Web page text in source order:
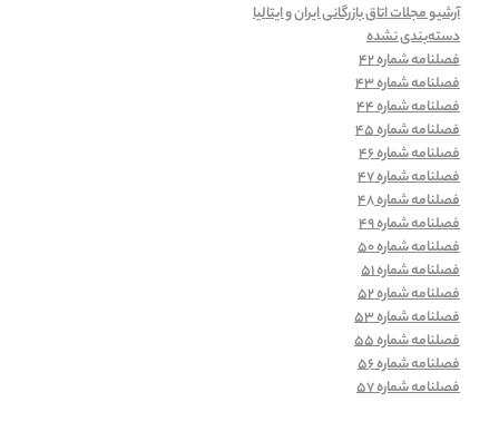
آرشیو مجلات اتاق بازرگانی ایران و ایتالیا
دسته‌بندی نشده
فصلنامه شماره 42
فصلنامه شماره 43
فصلنامه شماره 44
فصلنامه شماره 45
فصلنامه شماره 46
فصلنامه شماره 47
فصلنامه شماره 48
فصلنامه شماره 49
فصلنامه شماره 50
فصلنامه شماره 51
فصلنامه شماره 52
فصلنامه شماره 53
فصلنامه شماره 55
فصلنامه شماره 56
فصلنامه شماره 57